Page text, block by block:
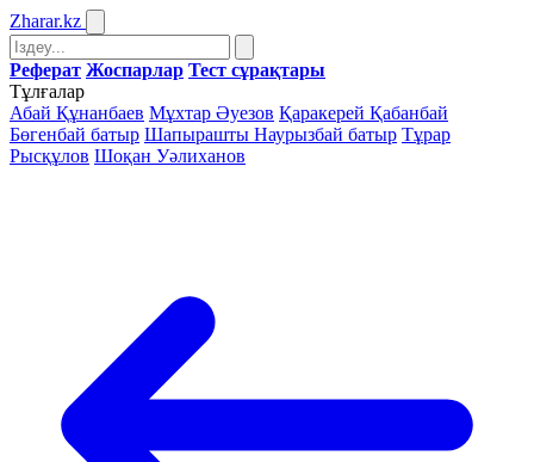
Zharar.kz
Реферат Жоспарлар Тест сұрақтары
Тұлғалар
Абай Құнанбаев Мұхтар Әуезов Қаракерей Қабанбай
Бөгенбай батыр Шапырашты Наурызбай батыр Тұрар
Рысқұлов Шоқан Уәлиханов